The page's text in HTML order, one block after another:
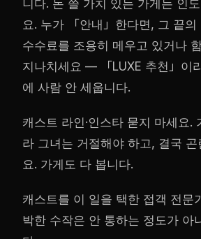
니다. 돈 쓸 가치 있는 가게는 인
요. 누가 「안내」한다면, 그 끝
수수료를 조용히 메우고 있거나
지나치세요 — 「LUXE 추천」이
에 사람 안 세웁니다.
캐스트 라인·인스타 묻지 마세요.
라 그녀는 거절해야 하고, 결국
요. 가게도 다 봅니다.
캐스트를 이 일을 택한 접객 전문
박한 수작은 안 통하는 정도가